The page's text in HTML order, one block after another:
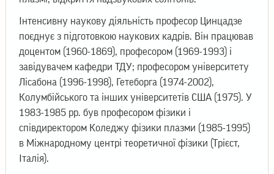
Інтенсивну наукову діяльність професор Цинцадзе
поєднує з підготовкою наукових кадрів. Він працював
доцентом (1960-1869), професором (1969-1993) і
завідувачем кафедри ТДУ; професором університету
Лісабона (1996-1998), Гетеборга (1974-2002),
Колумбійського та інших університетів США (1975). У
1983-1985 рр. був професором фізики і
співдиректором Коледжу фізики плазми (1985-1995)
в Міжнародному центрі теоретичної фізики (Трієст,
Італія).